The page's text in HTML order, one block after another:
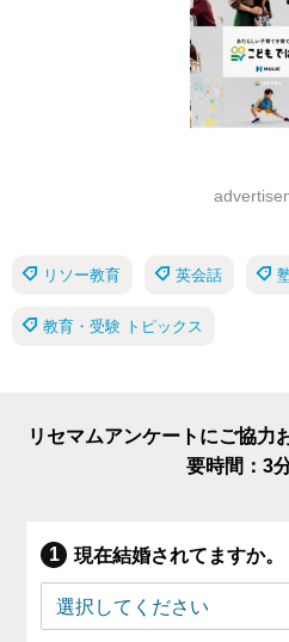
リソー教育 英会話
教育・受験 トピックス
リセマムアンケートにご協力
要時間：3
現在結婚されてますか。